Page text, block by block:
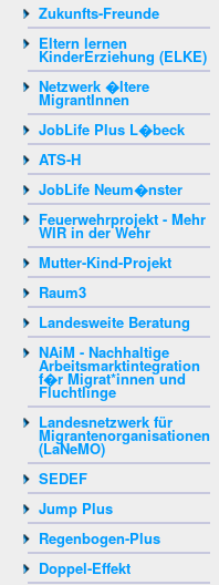
Zukunfts-Freunde
Eltern lernen
KinderErziehung (ELKE)
Netzwerk �ltere
MigrantInnen
JobLife Plus L�beck
ATS-H
JobLife Neum�nster
Feuerwehrprojekt - Mehr
WIR in der Wehr
Mutter-Kind-Projekt
Raum3
Landesweite Beratung
NAiM - Nachhaltige
Arbeitsmarktintegration
f�r Migrat*innen und
Fluchtlinge
Landesnetzwerk für
Migrantenorganisationen
(LaNeMO)
SEDEF
Jump Plus
Regenbogen-Plus
Doppel-Effekt